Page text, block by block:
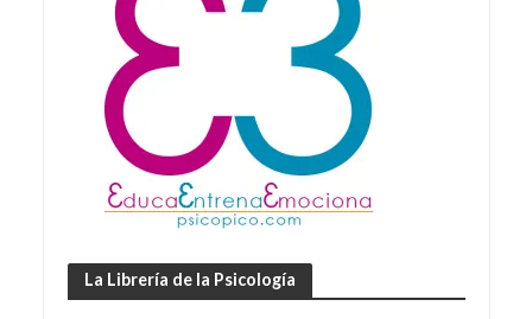
La Librería de la Psicología